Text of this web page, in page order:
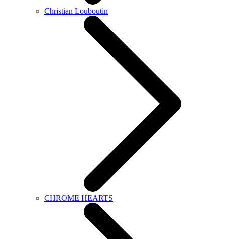
Christian Louboutin
CHROME HEARTS